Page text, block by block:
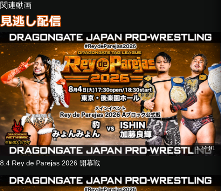
堀口元気
神田裕之
■8人タッグマッチ
YAMATO
ドラゴン・キッド
B×Bハルク
横須賀ススム
vs
菊田円
KAI
ジェイソン・リー
加藤良輝
■シングルマッチ
箕浦康太
vs
関連動画
3:24:01
8.4 Rey de Parejas 2026 開幕戦